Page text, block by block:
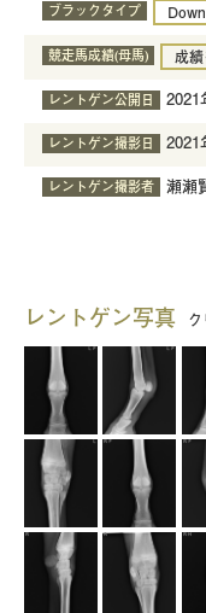
ブラックタイプ
競走馬成績(母馬) 成
レントゲン公開日 2021
レントゲン撮影日 2021
レントゲン撮影者 瀬瀬
レントゲン写真